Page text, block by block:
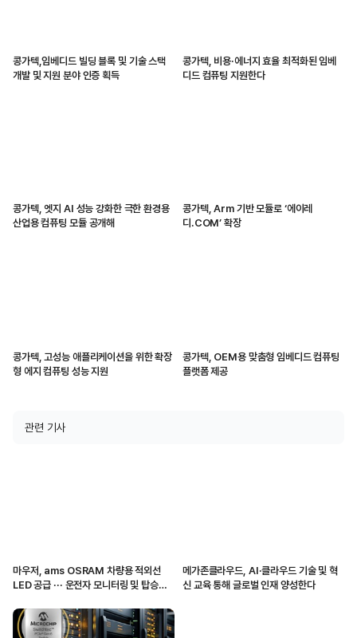
콩가텍,임베디드 빌딩 블록 및 기술 스택
개발 및 지원 분야 인증 획득
콩가텍, 비용·에너지 효율 최적화된 임베
디드 컴퓨팅 지원한다
콩가텍, 엣지 AI 성능 강화한 극한 환경용
산업용 컴퓨팅 모듈 공개해
콩가텍, Arm 기반 모듈로 ‘에이레
디.COM’ 확장
콩가텍, 고성능 애플리케이션을 위한 확장
형 에지 컴퓨팅 성능 지원
콩가텍, OEM용 맞춤형 임베디드 컴퓨팅
플랫폼 제공
관련 기사
마우저, ams OSRAM 차량용 적외선
LED 공급 ··· 운전자 모니터링 및 탑승자
메가존클라우드, AI·클라우드 기술 및 혁
신 교육 통해 글로벌 인재 양성한다